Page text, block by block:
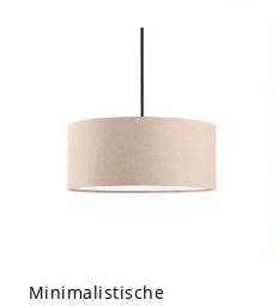
Wohnzimmer, sanftes
Minimalistische